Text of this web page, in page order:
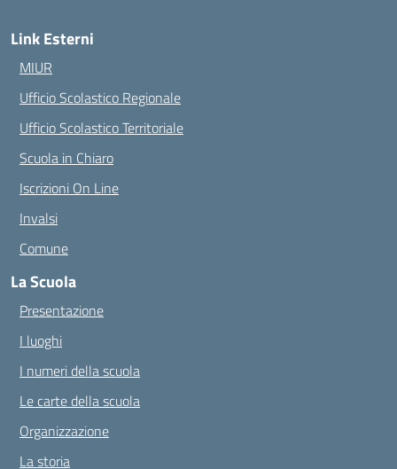
Link Esterni
MIUR
Ufficio Scolastico Regionale
Ufficio Scolastico Territoriale
Scuola in Chiaro
Iscrizioni On Line
Invalsi
Comune
La Scuola
Presentazione
I luoghi
I numeri della scuola
Le carte della scuola
Organizzazione
La storia